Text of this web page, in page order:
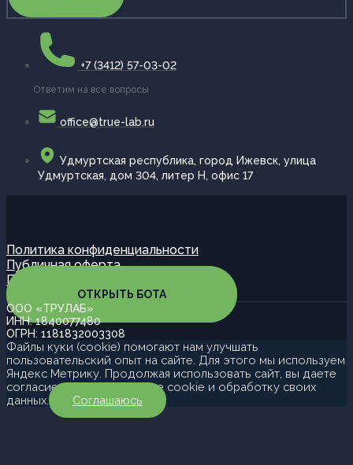
+7 (3412) 57-03-02
Ответим на все вопросы
office@true-lab.ru
Удмуртская республика, город Ижевск, улица
Удмуртская, дом 304, литер Н, офис 17
Политика конфиденциальности
Публичная оферта
Партнерская программа
ОТКРЫТЬ БОТА
ООО «ТРУЛАБ»
ИНН: 1840077480
ОГРН: 1181832003308
Файлы куки (cookie) помогают нам улучшать
пользовательский опыт на сайте. Для этого мы используем
Яндекс Метрику. Продолжая использовать сайт, вы даете
согласие на использование cookie и обработку своих
данных.
Соглашаюсь